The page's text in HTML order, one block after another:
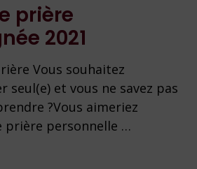
prière
2021
Vous souhaitez
seul(e) et vous ne savez pas
?Vous aimeriez
personnelle …